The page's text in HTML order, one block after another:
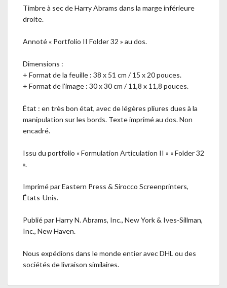
Timbre à sec de Harry Abrams dans la marge inférieure
droite.
Annoté « Portfolio II Folder 32 » au dos.
Dimensions :
+ Format de la feuille : 38 x 51 cm / 15 x 20 pouces.
+ Format de l'image : 30 x 30 cm / 11,8 x 11,8 pouces.
État : en très bon état, avec de légères pliures dues à la
manipulation sur les bords. Texte imprimé au dos. Non
encadré.
Issu du portfolio « Formulation Articulation II » « Folder 32
».
Imprimé par Eastern Press & Sirocco Screenprinters,
États-Unis.
Publié par Harry N. Abrams, Inc., New York & Ives-Sillman,
Inc., New Haven.
Nous expédions dans le monde entier avec DHL ou des
sociétés de livraison similaires.